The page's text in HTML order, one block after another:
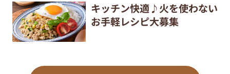
キッチン快適♪火を使わない
お手軽レシピ大募集